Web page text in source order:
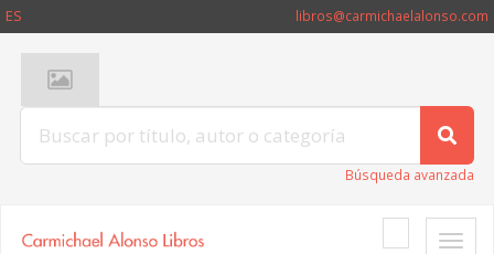
ES libros@carmichaelalonso.com
Búsqueda avanzada
Toggle